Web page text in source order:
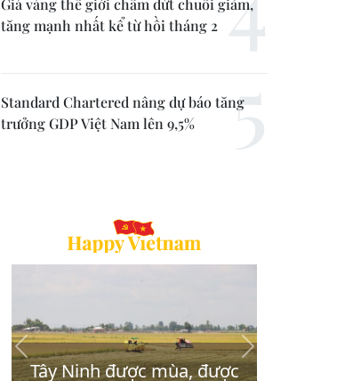
Giá vàng thế giới chấm dứt chuỗi giảm,
tăng mạnh nhất kể từ hồi tháng 2
Standard Chartered nâng dự báo tăng
trưởng GDP Việt Nam lên 9,5%